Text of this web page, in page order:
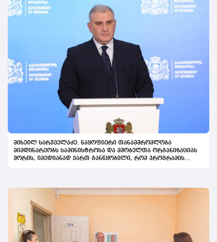
მიხეილ სარჯველაძე: ნაყოფიერი თანამშრომლობა
მიმდინარეობს სამინისტროსა და მშობელთა ორგანიზაციას
შორის, იმედიანად ვართ განწყობილი, რომ პროგრამის